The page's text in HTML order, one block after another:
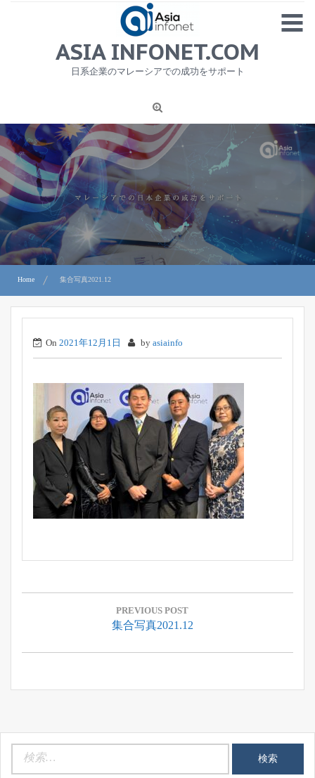
MENU
1
ニュース
労務サービス
プライバシーポリシー及び著作権について
お問合せ
ASIA INFONET.COM
日系企業のマレーシアでの成功をサポート
Home 集合写真2021.12
On 2021年12月1日 by asiainfo
投
ビ
ー
ョ
ン
PREVIOUS POST
Previous
集合写真2021.12